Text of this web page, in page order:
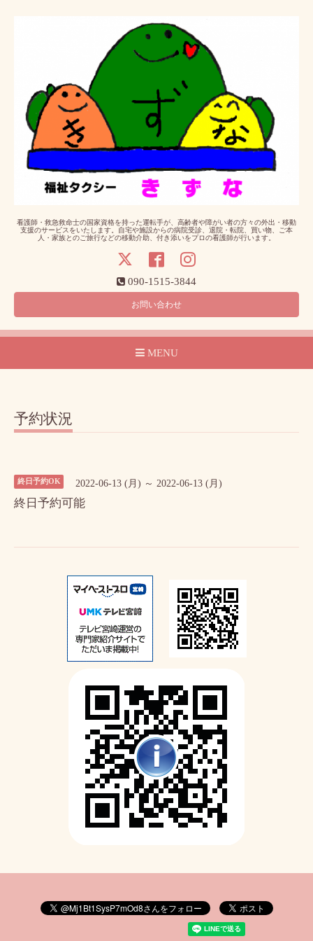
看護師・救急救命士の国家資格を持った運転手が、高齢者や障がい者の方々の外出・移動
支援のサービスをいたします。自宅や施設からの病院受診、退院・転院、買い物、ご本
人・家族とのご旅行などの移動介助、付き添いをプロの看護師が行います。
090-1515-3844
お問い合わせ
MENU
予約状況
終日予約OK 2022-06-13 (月) ～ 2022-06-13 (月)
終日予約可能